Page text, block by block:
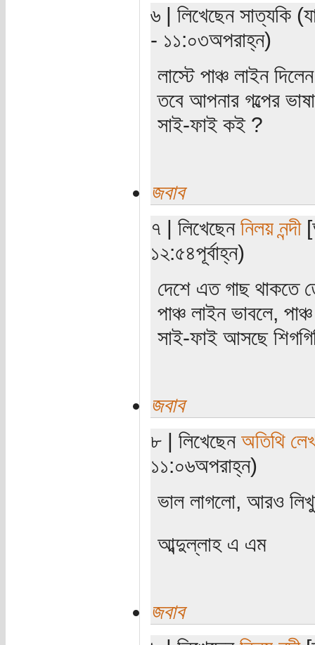
৬ | লিখেছেন সাত্যকি
- ১১:০৩অপরাহ্ন)
লাস্টে পাঞ্চ লাইন
তবে আপনার গল্পের
সাই-ফাই কই ?
জবাব
৭ | লিখেছেন নিলয় নন্দী
১২:৫৪পূর্বাহ্ন)
দেশে এত গাছ থাকতে
পাঞ্চ লাইন ভাবলে,
সাই-ফাই আসছে
জবাব
৮ | লিখেছেন অতিথি
১১:০৬অপরাহ্ন)
ভাল লাগলো, আরও
আব্দুল্লাহ এ এম
জবাব